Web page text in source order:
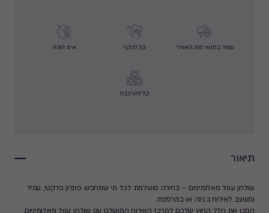
עמיד בתנאי מזג האוויר קל לניקוי אינו דוהה
קל להרכבה
תיאור
שולחן עגול מאלומיניום – בחירה מושלמת לכל מי שמחפש פתרון פרקטי, עמיד
ומעוצב לאירוח בגינה או במרפסת.
הפכו את חלל החוץ שלכם למרכז האירוח המושלם עם שולחן עגול מאלומיניום,